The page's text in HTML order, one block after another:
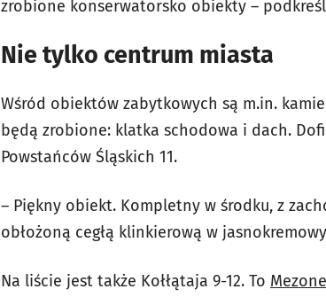
zrobione konserwatorsko obiekty –
Nie tylko centrum miasta
Wśród obiektów zabytkowych są m.in.
będą zrobione: klatka schodowa i dach.
Powstańców Śląskich 11.
– Piękny obiekt. Kompletny w środku, z
obłożoną cegłą klinkierową w
Na liście jest także Kołłątaja 9-12. To